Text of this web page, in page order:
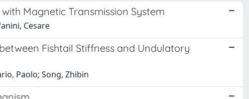
Magnetic Transmission System
Cesare
Fishtail Stiffness and Undulatory
Paolo; Song, Zhibin